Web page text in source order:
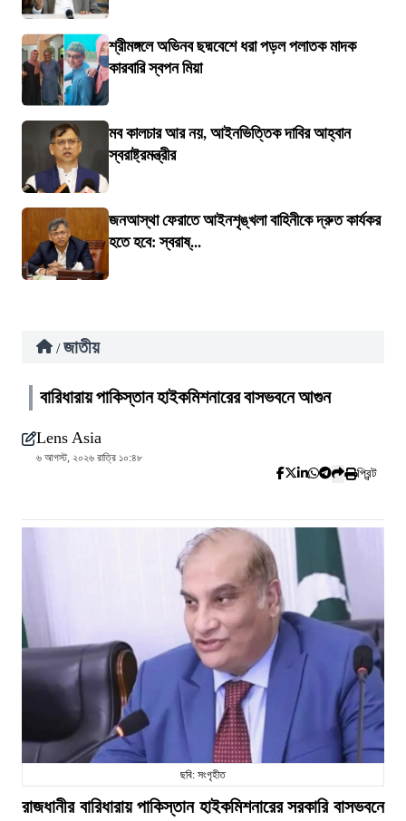
শ্রীমঙ্গলে অভিনব ছদ্মবেশে ধরা পড়ল পলাতক মাদক
কারবারি স্বপন মিয়া
মব কালচার আর নয়, আইনভিত্তিক দাবির আহ্বান
স্বরাষ্ট্রমন্ত্রীর
জনআস্থা ফেরাতে আইনশৃঙ্খলা বাহিনীকে দ্রুত কার্যকর
হতে হবে: স্বরাষ্...
/ জাতীয়
বারিধারায় পাকিস্তান হাইকমিশনারের বাসভবনে আগুন
Lens Asia
৬ আগস্ট, ২০২৬ রাত্রি ১০:৪৮
প্রিন্ট
ছবি: সংগৃহীত
রাজধানীর বারিধারায় পাকিস্তান হাইকমিশনারের সরকারি বাসভবনে